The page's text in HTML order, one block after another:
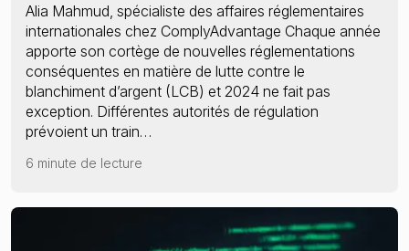
Alia Mahmud, spécialiste des affaires réglementaires
internationales chez ComplyAdvantage Chaque année
apporte son cortège de nouvelles réglementations
conséquentes en matière de lutte contre le
blanchiment d’argent (LCB) et 2024 ne fait pas
exception. Différentes autorités de régulation
prévoient un train…
6 minute de lecture